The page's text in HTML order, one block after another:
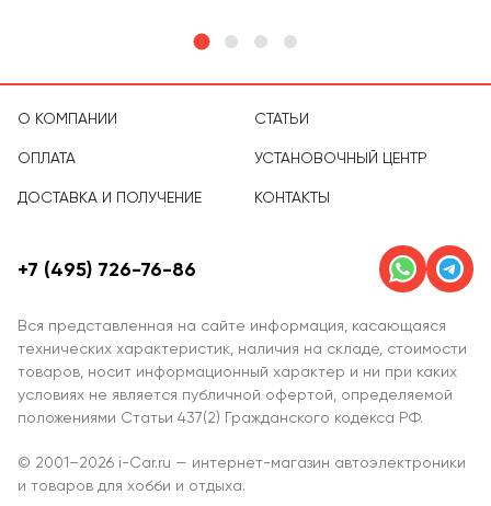
О КОМПАНИИ
ОПЛАТА
ДОСТАВКА И ПОЛУЧЕНИЕ
СТАТЬИ
УСТАНОВОЧНЫЙ ЦЕНТР
КОНТАКТЫ
Вся представленная на сайте информация, касающаяся
технических характеристик, наличия на складе, стоимости
товаров, носит информационный характер и ни при каких
условиях не является публичной офертой, определяемой
положениями Статьи 437(2) Гражданского кодекса РФ.
+7 (495) 726-76-86
© 2001–2026 i-Car.ru — интернет-магазин автоэлектроники
и товаров для хобби и отдыха.